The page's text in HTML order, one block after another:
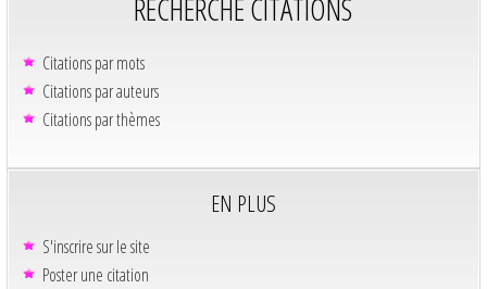
RECHERCHE CITATIONS
Citations par mots
Citations par auteurs
Citations par thèmes
EN PLUS
S'inscrire sur le site
Poster une citation